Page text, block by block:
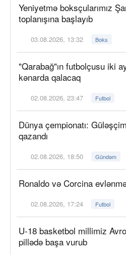
Yeniyetmə boksçularımız
toplanışına başlayıb
03.08.2026, 13:32 Boks
"Qarabağ"ın futbolçusu iki
kənarda qalacaq
02.08.2026, 23:47 Futbol
Dünya çempionatı:
qazandı
02.08.2026, 18:50 Gündəm
Ronaldo və Corcina
02.08.2026, 17:24 Futbol
U-18 basketbol millimiz
pillədə başa vurub